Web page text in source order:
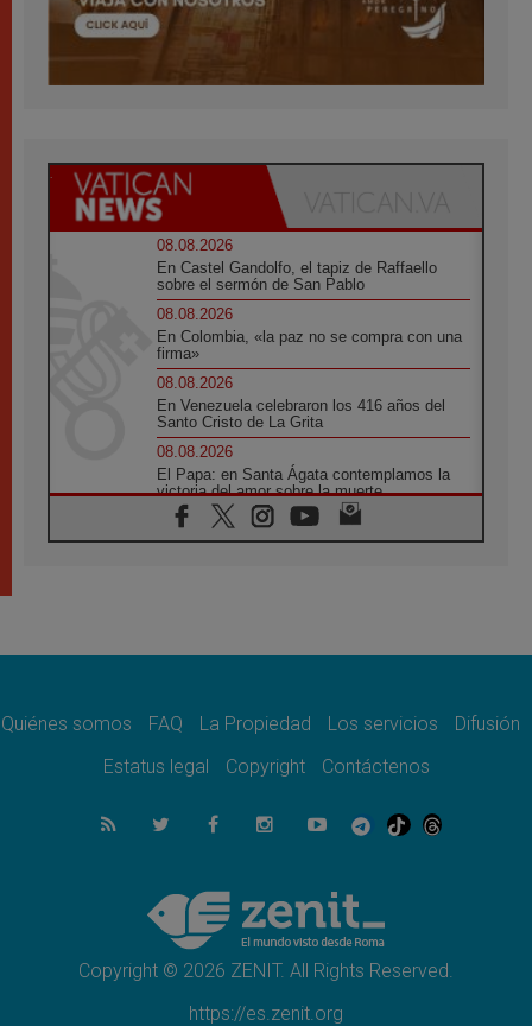
08.08.2026
En Castel Gandolfo, el tapiz de Raffaello
sobre el sermón de San Pablo
08.08.2026
En Colombia, «la paz no se compra con una
firma»
08.08.2026
En Venezuela celebraron los 416 años del
Santo Cristo de La Grita
08.08.2026
El Papa: en Santa Ágata contemplamos la
victoria del amor sobre la muerte
08.08.2026
León XIV visitará el Santuario de la Madre
07.08.2026
07.08.2026
el compromiso del cristiano"
La matanza de niños en Gaza no cesa: 300
muertos en 300 días
Tagle: La guerra desfigura el mundo, solo la
revelación de Dios lo transfigura
Quiénes somos FAQ La Propiedad Los servicios
Difusión
Estatus legal
Copyright Contáctenos
Copyright © 2026 ZENIT. All Rights Reserved.
https://es.zenit.org